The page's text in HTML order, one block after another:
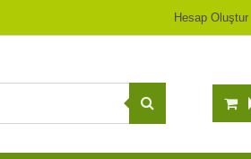
Hesap Oluştur